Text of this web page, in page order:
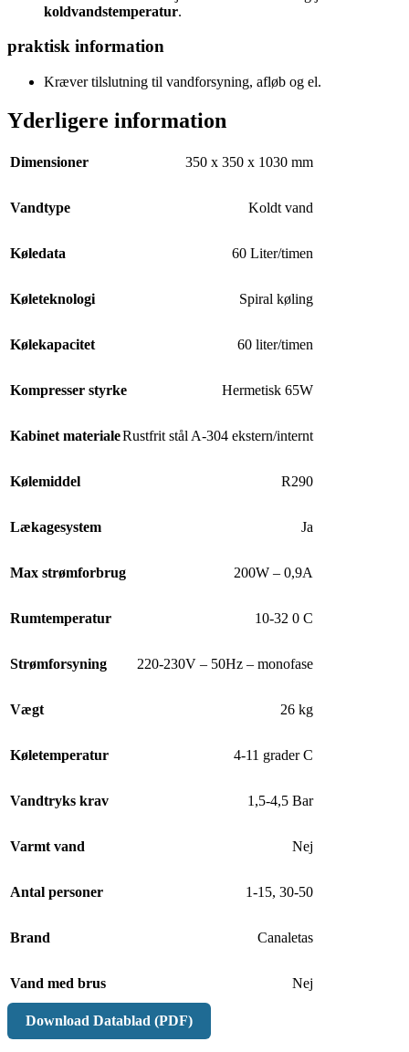
koldvandstemperatur.
praktisk information
Kræver tilslutning til vandforsyning, afløb og el.
Yderligere information
Dimensioner 350 x 350 x 1030 mm
Vandtype Koldt vand
Køledata 60 Liter/timen
Køleteknologi Spiral køling
Kølekapacitet 60 liter/timen
Kompresser styrke Hermetisk 65W
Kabinet materialeRustfrit stål A-304 ekstern/internt
Kølemiddel R290
Lækagesystem Ja
Max strømforbrug 200W – 0,9A
Rumtemperatur 10-32 0 C
Strømforsyning 220-230V – 50Hz – monofase
Vægt 26 kg
Køletemperatur 4-11 grader C
Vandtryks krav 1,5-4,5 Bar
Varmt vand Nej
Antal personer 1-15, 30-50
Brand Canaletas
Vand med brus Nej
Download Datablad (PDF)